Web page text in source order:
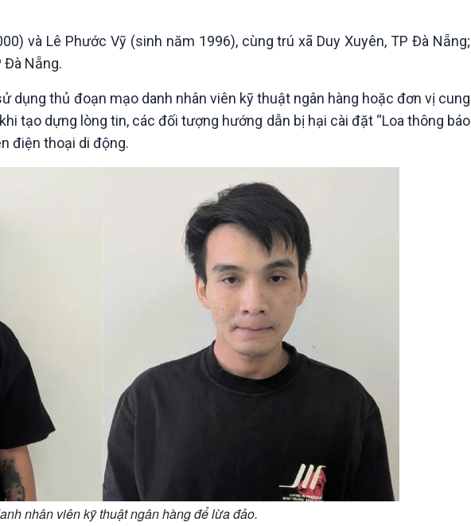
E-Magazine
và Lê Phước Vỹ (sinh năm 1996), cùng trú xã Duy Xuyên, TP Đà Nẵng;
Đà Nẵng.
dụng thủ đoạn mạo danh nhân viên kỹ thuật ngân hàng hoặc đơn vị cung
tạo dựng lòng tin, các đối tượng hướng dẫn bị hại cài đặt “Loa thông báo
điện thoại di động.
nhân viên kỹ thuật ngân hàng để lừa đảo.